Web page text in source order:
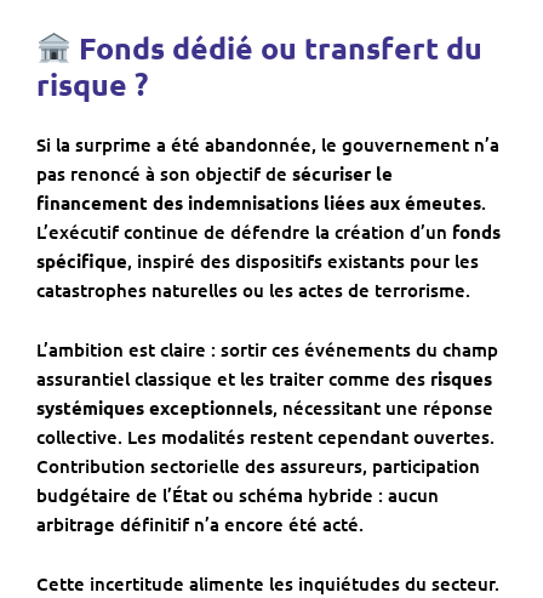
Fonds dédié ou transfert du
risque ?
Si la surprime a été abandonnée, le gouvernement n’a
pas renoncé à son objectif de sécuriser le
financement des indemnisations liées aux émeutes.
L’exécutif continue de défendre la création d’un fonds
spécifique, inspiré des dispositifs existants pour les
catastrophes naturelles ou les actes de terrorisme.
L’ambition est claire : sortir ces événements du champ
assurantiel classique et les traiter comme des risques
systémiques exceptionnels, nécessitant une réponse
collective. Les modalités restent cependant ouvertes.
Contribution sectorielle des assureurs, participation
budgétaire de l’État ou schéma hybride : aucun
arbitrage définitif n’a encore été acté.
Cette incertitude alimente les inquiétudes du secteur.